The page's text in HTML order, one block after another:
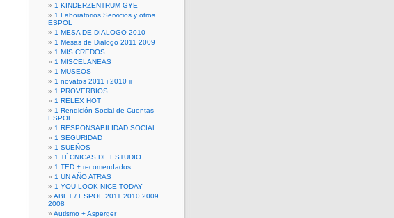
1 KINDERZENTRUM GYE
1 Laboratorios Servicios y otros
ESPOL
1 MESA DE DIALOGO 2010
1 Mesas de Dialogo 2011 2009
1 MIS CREDOS
1 MISCELANEAS
1 MUSEOS
1 novatos 2011 i 2010 ii
1 PROVERBIOS
1 RELEX HOT
1 Rendición Social de Cuentas
ESPOL
1 RESPONSABILIDAD SOCIAL
1 SEGURIDAD
1 SUEÑOS
1 TÉCNICAS DE ESTUDIO
1 TED + recomendados
1 UN AÑO ATRAS
1 YOU LOOK NICE TODAY
ABET / ESPOL 2011 2010 2009
2008
Autismo + Asperger